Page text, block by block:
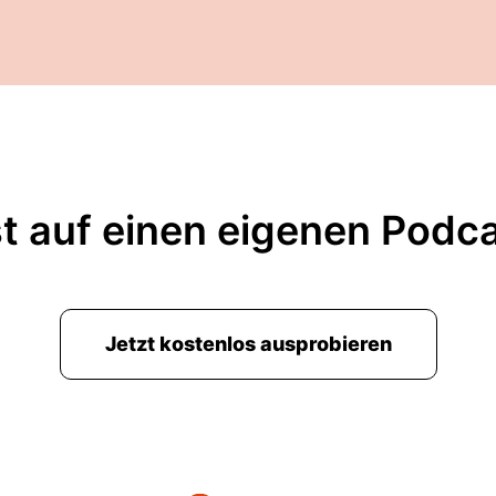
auf einen eigenen
Jetzt kostenlos ausprobieren